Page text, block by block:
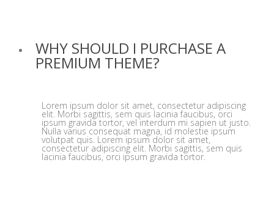
WHY SHOULD I PURCHASE A
PREMIUM THEME?
Lorem ipsum dolor sit amet, consectetur adipiscing
elit. Morbi sagittis, sem quis lacinia faucibus, orci
ipsum gravida tortor, vel interdum mi sapien ut justo.
Nulla varius consequat magna, id molestie ipsum
volutpat quis. Lorem ipsum dolor sit amet,
consectetur adipiscing elit. Morbi sagittis, sem quis
lacinia faucibus, orci ipsum gravida tortor.